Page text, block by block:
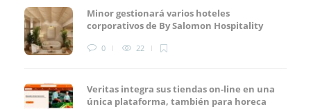
Minor gestionará varios hoteles
corporativos de By Salomon Hospitality
0 22
Veritas integra sus tiendas on-line en una
única plataforma, también para horeca